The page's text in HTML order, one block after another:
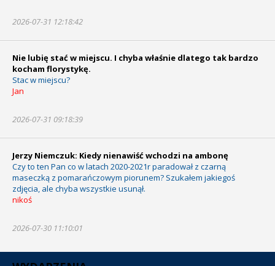
2026-07-31 12:18:42
Nie lubię stać w miejscu. I chyba właśnie dlatego tak bardzo
kocham florystykę.
Stac w miejscu?
Jan
2026-07-31 09:18:39
Jerzy Niemczuk: Kiedy nienawiść wchodzi na ambonę
Czy to ten Pan co w latach 2020-2021r paradował z czarną
maseczką z pomarańczowym piorunem? Szukałem jakiegoś
zdjęcia, ale chyba wszystkie usunął.
nikoś
2026-07-30 11:10:01